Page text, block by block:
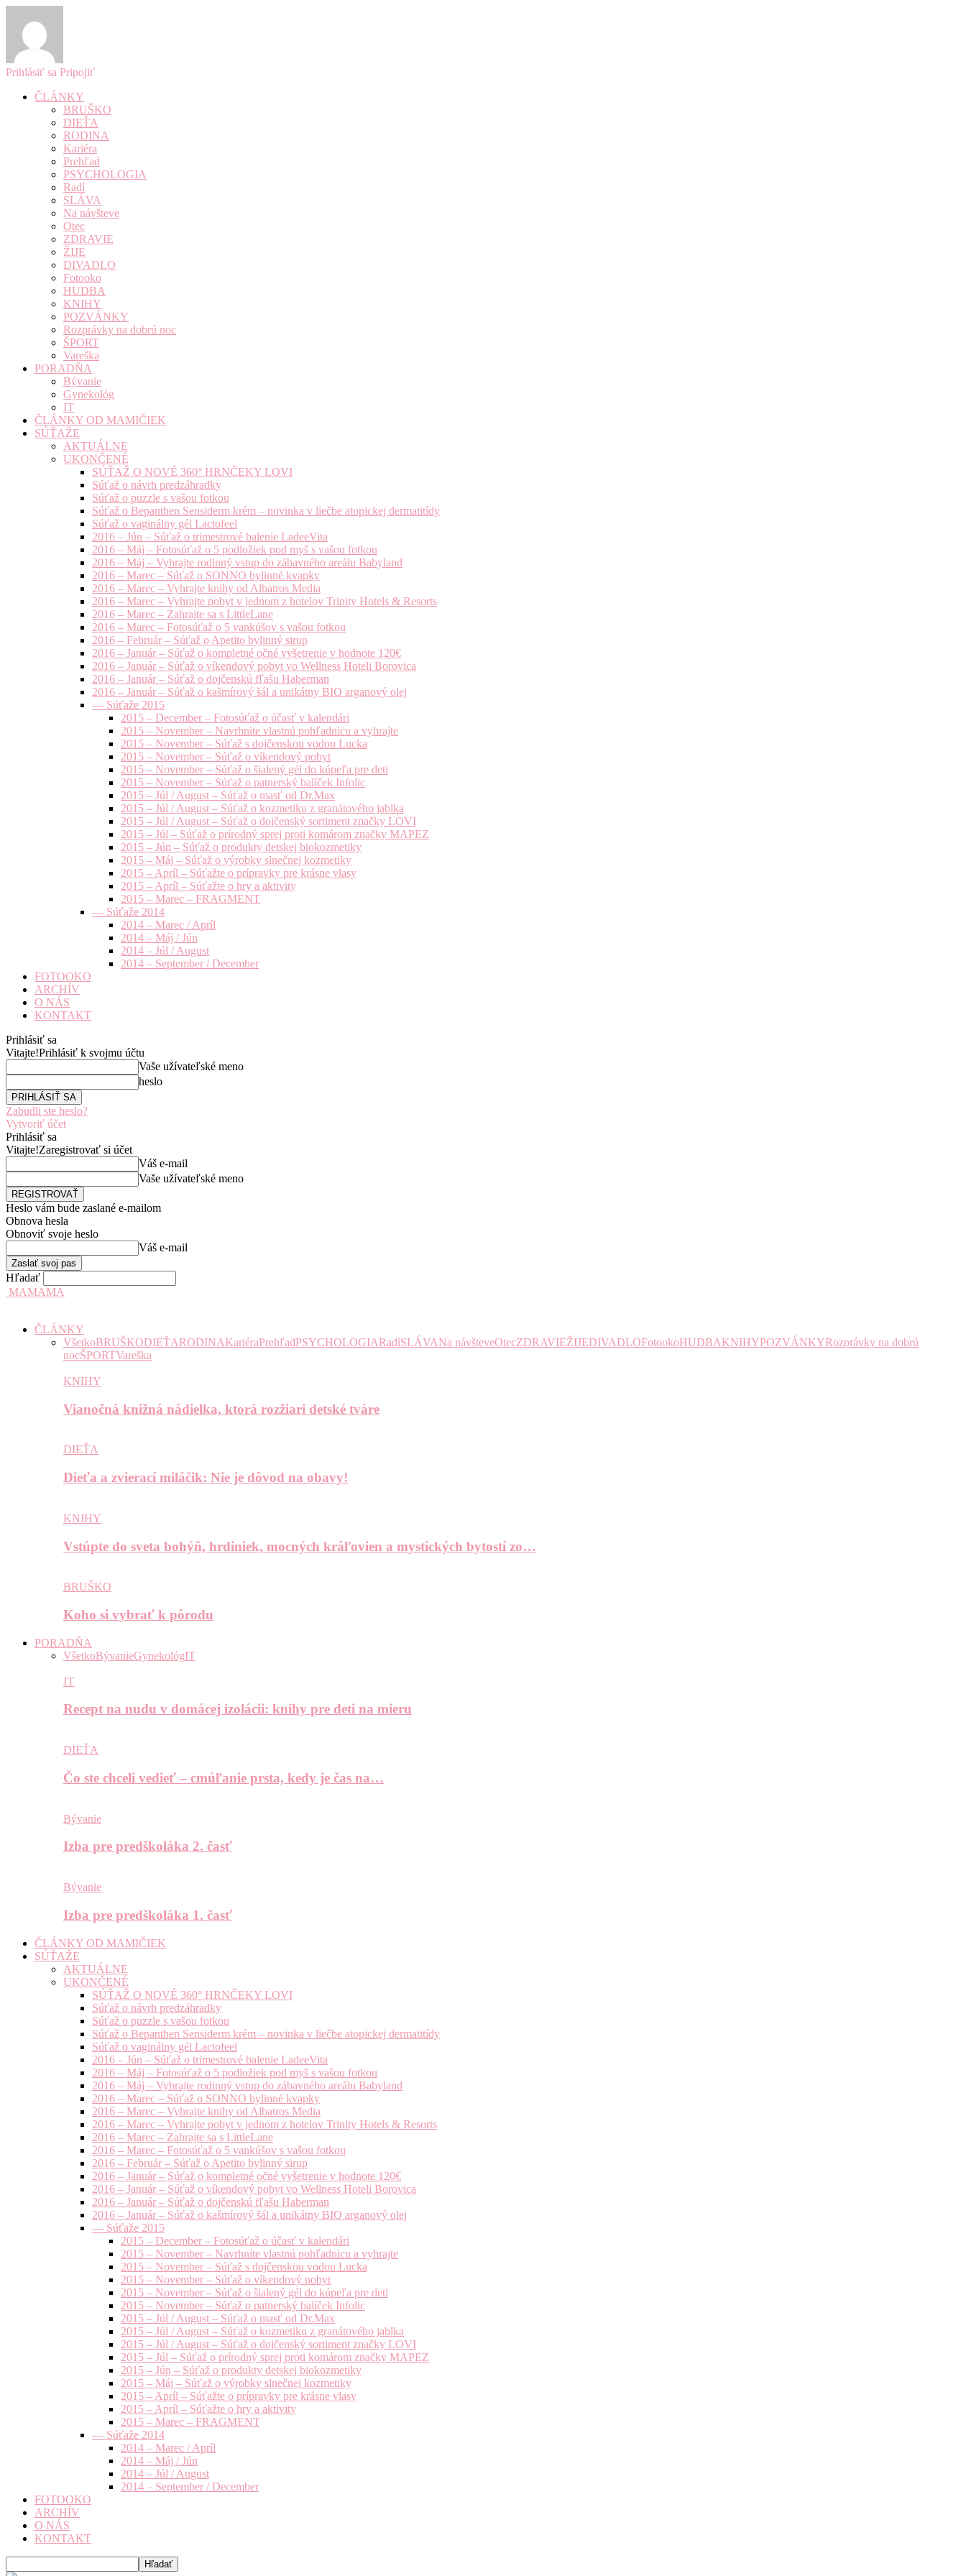
Prihlásiť sa Pripojiť
ČLÁNKY
BRUŠKO
DIEŤA
RODINA
Kariéra
Prehľad
PSYCHOLOGIA
Radí
SLÁVA
Na návšteve
Otec
ZDRAVIE
ŽIJE
DIVADLO
Fotooko
HUDBA
KNIHY
POZVÁNKY
Rozprávky na dobrú noc
ŠPORT
Vareška
PORADŇA
Bývanie
Gynekológ
IT
ČLÁNKY OD MAMIČIEK
SÚŤAŽE
AKTUÁLNE
UKONČENÉ
SÚŤAŽ O NOVÉ 360° HRNČEKY LOVI
Súťaž o návrh predzáhradky
Súťaž o puzzle s vašou fotkou
Súťaž o Bepanthen Sensiderm krém – novinka v liečbe atopickej dermatitídy
Súťaž o vaginálny gél Lactofeel
2016 – Jún – Súťaž o trimestrové balenie LadeeVita
2016 – Máj – Fotosúťaž o 5 podložiek pod myš s vašou fotkou
2016 – Máj – Vyhrajte rodinný vstup do zábavného areálu Babyland
2016 – Marec – Súťaž o SONNO bylinné kvapky
2016 – Marec – Vyhrajte knihy od Albatros Media
2016 – Marec – Vyhrajte pobyt v jednom z hotelov Trinity Hotels & Resorts
2016 – Marec – Zahrajte sa s LittleLane
2016 – Marec – Fotosúťaž o 5 vankúšov s vašou fotkou
2016 – Február – Súťaž o Apetito bylinný sirup
2016 – Január – Súťaž o kompletné očné vyšetrenie v hodnote 120€
2016 – Január – Súťaž o víkendový pobyt vo Wellness Hoteli Borovica
2016 – Január – Súťaž o dojčenskú fľašu Haberman
2016 – Január – Súťaž o kašmírový šál a unikátny BIO arganový olej
— Súťaže 2015
2015 – December – Fotosúťaž o účasť v kalendári
2015 – November – Navrhnite vlastnú pohľadnicu a vyhrajte
2015 – November – Súťaž s dojčenskou vodou Lucka
2015 – November – Súťaž o víkendový pobyt
2015 – November – Súťaž o šialený gél do kúpeľa pre deti
2015 – November – Súťaž o patnerský balíček Infolic
2015 – Júl / August – Súťaž o masť od Dr.Max
2015 – Júl / August – Súťaž o kozmetiku z granátového jablka
2015 – Júl / August – Súťaž o dojčenský sortiment značky LOVI
2015 – Júl – Súťaž o prírodný sprej proti komárom značky MAPEZ
2015 – Jún – Súťaž o produkty detskej biokozmetiky
2015 – Máj – Súťaž o výrobky slnečnej kozmetiky
2015 – Apríl – Súťažte o prípravky pre krásne vlasy
2015 – Apríl – Súťažte o hry a aktivity
2015 – Marec – FRAGMENT
— Súťaže 2014
2014 – Marec / Apríl
2014 – Máj / Jún
2014 – Júl / August
2014 – September / December
FOTOOKO
ARCHÍV
O NÁS
KONTAKT
Prihlásiť sa
Vitajte!Prihlásiť k svojmu účtu
Vaše užívateľské meno
heslo
Zabudli ste heslo?
Vytvoriť účet
Prihlásiť sa
Vitajte!Zaregistrovať si účet
Váš e-mail
Vaše užívateľské meno
Heslo vám bude zaslané e-mailom
Obnova hesla
Obnoviť svoje heslo
Váš e-mail
Hľadať
MAMAMA
ČLÁNKY
VšetkoBRUŠKODIEŤARODINAKariéraPrehľadPSYCHOLOGIARadíSLÁVANa návšteveOtecZDRAVIEŽIJEDIVADLOFotookoHUDBAKNIHYPOZVÁNKYRozprávky na dobrú
nocŠPORTVareška
KNIHY
Vianočná knižná nádielka, ktorá rozžiari detské tváre
DIEŤA
Dieťa a zvierací miláčik: Nie je dôvod na obavy!
KNIHY
Vstúpte do sveta bohýň, hrdiniek, mocných kráľovien a mystických bytostí zo…
BRUŠKO
Koho si vybrať k pôrodu
PORADŇA
VšetkoBývanieGynekológIT
IT
Recept na nudu v domácej izolácii: knihy pre deti na mieru
DIEŤA
Čo ste chceli vedieť – cmúľanie prsta, kedy je čas na…
Bývanie
Izba pre predškoláka 2. časť
Bývanie
Izba pre predškoláka 1. časť
ČLÁNKY OD MAMIČIEK
SÚŤAŽE
AKTUÁLNE
UKONČENÉ
SÚŤAŽ O NOVÉ 360° HRNČEKY LOVI
Súťaž o návrh predzáhradky
Súťaž o puzzle s vašou fotkou
Súťaž o Bepanthen Sensiderm krém – novinka v liečbe atopickej dermatitídy
Súťaž o vaginálny gél Lactofeel
2016 – Jún – Súťaž o trimestrové balenie LadeeVita
2016 – Máj – Fotosúťaž o 5 podložiek pod myš s vašou fotkou
2016 – Máj – Vyhrajte rodinný vstup do zábavného areálu Babyland
2016 – Marec – Súťaž o SONNO bylinné kvapky
2016 – Marec – Vyhrajte knihy od Albatros Media
2016 – Marec – Vyhrajte pobyt v jednom z hotelov Trinity Hotels & Resorts
2016 – Marec – Zahrajte sa s LittleLane
2016 – Marec – Fotosúťaž o 5 vankúšov s vašou fotkou
2016 – Február – Súťaž o Apetito bylinný sirup
2016 – Január – Súťaž o kompletné očné vyšetrenie v hodnote 120€
2016 – Január – Súťaž o víkendový pobyt vo Wellness Hoteli Borovica
2016 – Január – Súťaž o dojčenskú fľašu Haberman
2016 – Január – Súťaž o kašmírový šál a unikátny BIO arganový olej
— Súťaže 2015
2015 – December – Fotosúťaž o účasť v kalendári
2015 – November – Navrhnite vlastnú pohľadnicu a vyhrajte
2015 – November – Súťaž s dojčenskou vodou Lucka
2015 – November – Súťaž o víkendový pobyt
2015 – November – Súťaž o šialený gél do kúpeľa pre deti
2015 – November – Súťaž o patnerský balíček Infolic
2015 – Júl / August – Súťaž o masť od Dr.Max
2015 – Júl / August – Súťaž o kozmetiku z granátového jablka
2015 – Júl / August – Súťaž o dojčenský sortiment značky LOVI
2015 – Júl – Súťaž o prírodný sprej proti komárom značky MAPEZ
2015 – Jún – Súťaž o produkty detskej biokozmetiky
2015 – Máj – Súťaž o výrobky slnečnej kozmetiky
2015 – Apríl – Súťažte o prípravky pre krásne vlasy
2015 – Apríl – Súťažte o hry a aktivity
2015 – Marec – FRAGMENT
— Súťaže 2014
2014 – Marec / Apríl
2014 – Máj / Jún
2014 – Júl / August
2014 – September / December
FOTOOKO
ARCHÍV
O NÁS
KONTAKT